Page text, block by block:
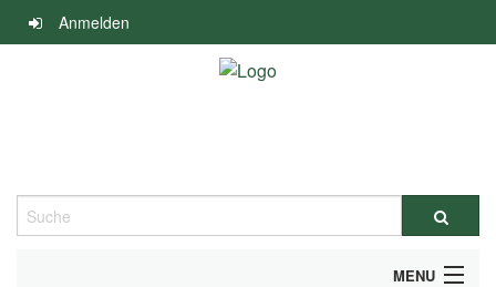
Navigation
überspringen
Anmelden
Suche
MENU